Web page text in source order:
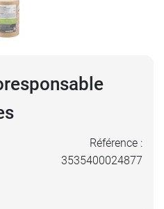
Référence :
3535400024877